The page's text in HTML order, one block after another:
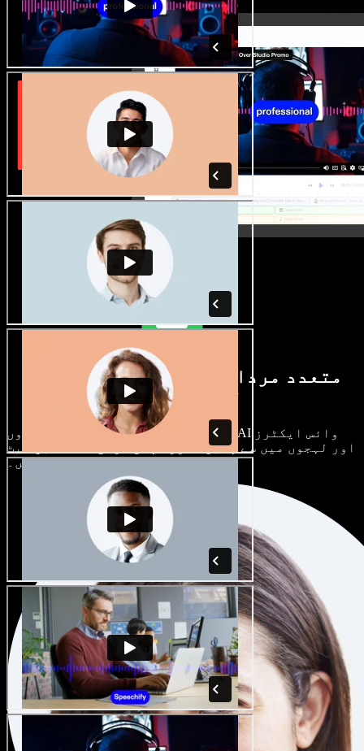
متعدد مردانہ و زنانہ آوازیں اور
لہجے دستیاب
ہر پروجیکٹ الگ ہوتا ہے۔ سینکڑوں AI وائس ایکٹرز
اور لہجوں میں سے چنیں، اور اپنی مرضی کے مطابق سیٹ
کریں۔